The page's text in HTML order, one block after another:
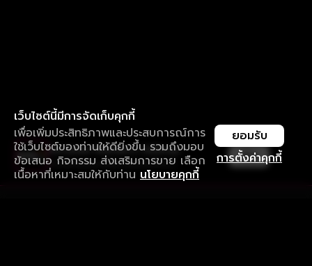
เว็บไซต์นี้มีการจัดเก็บคุกกี้
เพื่อเพิ่มประสิทธิภาพและประสบการณ์การ
ใช้เว็บไซต์ของท่านให้ดียิ่งขึ้น รวมถึงมอบ
ข้อเสนอ กิจกรรม ส่งเสริมการขาย เลือก
เนื้อหาที่เหมาะสมให้กับท่าน นโยบายคุกกี้
การตั้งค่าคุกกี้
ยอมรับ
ใช้งานแอป ลื่นไหลกว่า ไม่มีสะดุด
ดาวน์โหลดแอปเพื่อการรับชมที่ดีกว่า เปิด